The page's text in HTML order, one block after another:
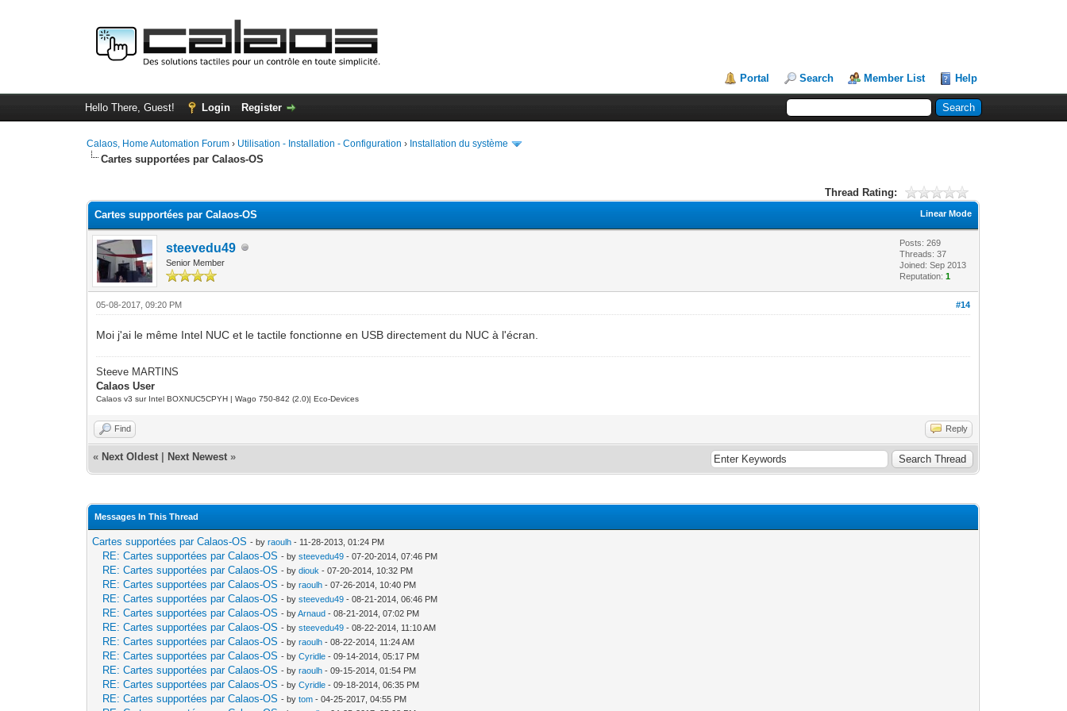
Portal Search Member List Help
Hello There, Guest! Login Register
Calaos, Home Automation Forum › Utilisation - Installation - Configuration › Installation du système
Cartes supportées par Calaos-OS
Thread Rating:
Linear Mode
Cartes supportées par Calaos-OS
steevedu49
Senior Member
Posts: 269
Threads: 37
Joined: Sep 2013
Reputation:1
#14
05-08-2017, 09:20 PM
Moi j'ai le même Intel NUC et le tactile fonctionne en USB directement du NUC à l'écran.
Steeve MARTINS
Calaos User
Calaos v3 sur Intel BOXNUC5CPYH | Wago 750-842 (2.0)| Eco-Devices
Find Reply
« Next Oldest Next Newest »
Messages In This Thread
Cartes supportées par Calaos-OS - byraoulh - 11-28-2013, 01:24 PM
RE: Cartes supportées par Calaos-OS - bysteevedu49 - 07-20-2014, 07:46 PM
RE: Cartes supportées par Calaos-OS - bydiouk - 07-20-2014, 10:32 PM
RE: Cartes supportées par Calaos-OS - byraoulh - 07-26-2014, 10:40 PM
RE: Cartes supportées par Calaos-OS - bysteevedu49 - 08-21-2014, 06:46 PM
RE: Cartes supportées par Calaos-OS - byArnaud - 08-21-2014, 07:02 PM
RE: Cartes supportées par Calaos-OS - bysteevedu49 - 08-22-2014, 11:10 AM
RE: Cartes supportées par Calaos-OS - byraoulh - 08-22-2014, 11:24 AM
RE: Cartes supportées par Calaos-OS - byCyridle - 09-14-2014, 05:17 PM
RE: Cartes supportées par Calaos-OS - byraoulh - 09-15-2014, 01:54 PM
RE: Cartes supportées par Calaos-OS - byCyridle - 09-18-2014, 06:35 PM
RE: Cartes supportées par Calaos-OS - bytom - 04-25-2017, 04:55 PM